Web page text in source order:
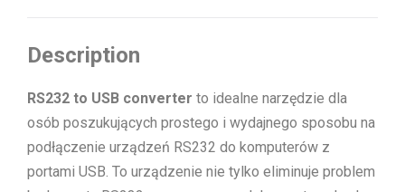
Description
RS232 to USB converter to idealne narzędzie dla
osób poszukujących prostego i wydajnego sposobu na
podłączenie urządzeń RS232 do komputerów z
portami USB. To urządzenie nie tylko eliminuje problem